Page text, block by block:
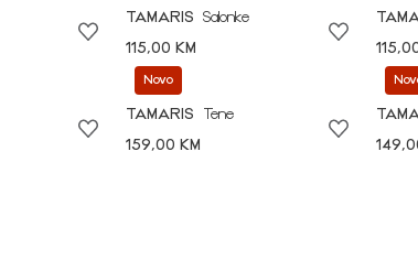
TAMARIS
Salonke
115,00 KM
Novo
TAMARIS
Tene
159,00 KM